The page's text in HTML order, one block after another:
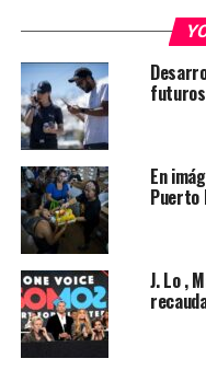
y ayuda que tienen
brigadas de
limpiar las vías
transporte.
En
Puerto
J. Lo ,